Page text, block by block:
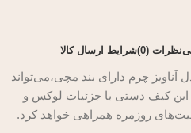
نظرات (0) شرایط ارسال کالا
چرم دارای بند مچی،می‌تواند
این کیف دستی با جزئیات لوکس و
روزمره همراهی خواهد کرد.